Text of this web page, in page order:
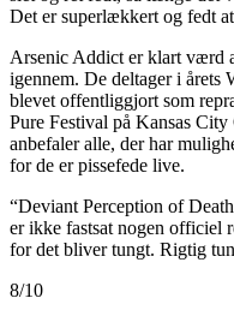
Det er superlækkert og fedt
Arsenic Addict er klart værd
igennem. De deltager i årets
blevet offentliggjort som
Pure Festival på Kansas
anbefaler alle, der har
for de er pissefede live.
“Deviant Perception of
er ikke fastsat nogen officiel
for det bliver tungt. Rigtig
8/10